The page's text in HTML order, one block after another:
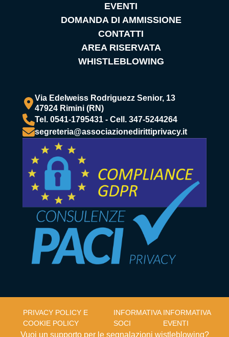
EVENTI
DOMANDA DI AMMISSIONE
CONTATTI
AREA RISERVATA
WHISTLEBLOWING
Via Edelweiss Rodriguezz Senior, 13
47924 Rimini (RN)
Tel. 0541-1795431 - Cell. 347-5244264
segreteria@associazionedirittiprivacy.it
PRIVACY POLICY E
COOKIE POLICY
INFORMATIVA
SOCI
INFORMATIVA
EVENTI
Vuoi un supporto per le segnalazioni wistleblowing?